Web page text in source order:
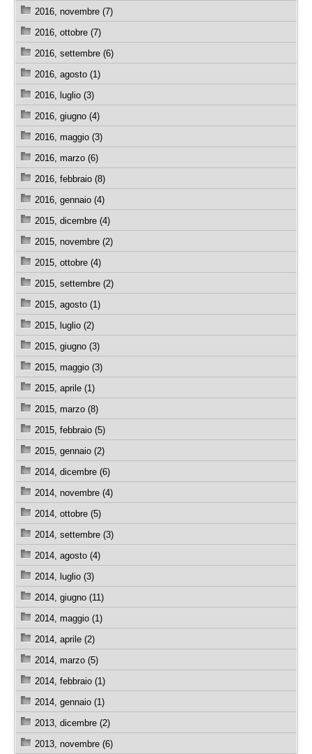
2016, novembre (7)
2016, ottobre (7)
2016, settembre (6)
2016, agosto (1)
2016, luglio (3)
2016, giugno (4)
2016, maggio (3)
2016, marzo (6)
2016, febbraio (8)
2016, gennaio (4)
2015, dicembre (4)
2015, novembre (2)
2015, ottobre (4)
2015, settembre (2)
2015, agosto (1)
2015, luglio (2)
2015, giugno (3)
2015, maggio (3)
2015, aprile (1)
2015, marzo (8)
2015, febbraio (5)
2015, gennaio (2)
2014, dicembre (6)
2014, novembre (4)
2014, ottobre (5)
2014, settembre (3)
2014, agosto (4)
2014, luglio (3)
2014, giugno (11)
2014, maggio (1)
2014, aprile (2)
2014, marzo (5)
2014, febbraio (1)
2014, gennaio (1)
2013, dicembre (2)
2013, novembre (6)